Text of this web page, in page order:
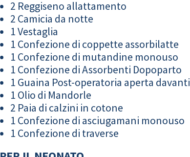
2 Reggiseno allattamento
2 Camicia da notte
1 Vestaglia
1 Confezione di coppette assorbilatte
1 Confezione di mutandine monouso
1 Confezione di Assorbenti Dopoparto
1 Guaina Post-operatoria aperta davanti
1 Olio di Mandorle
2 Paia di calzini in cotone
1 Confezione di asciugamani monouso
1 Confezione di traverse